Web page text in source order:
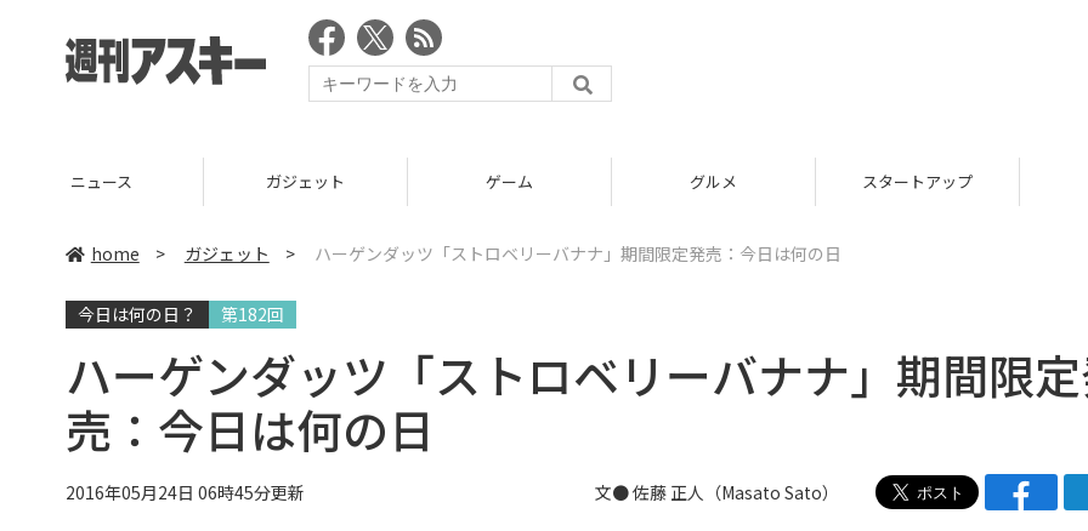
ニュース ガジェット ゲーム グルメ スタートアップ
home > ガジェット > ハーゲンダッツ「ストロベリーバナナ」期間限定発売：今日は何の日
今日は何の日？ 第182回
ハーゲンダッツ「ストロベリーバナナ」期間限
売：今日は何の日
2016年05月24日 06時45分更新 文●佐藤 正人（Masato Sato）